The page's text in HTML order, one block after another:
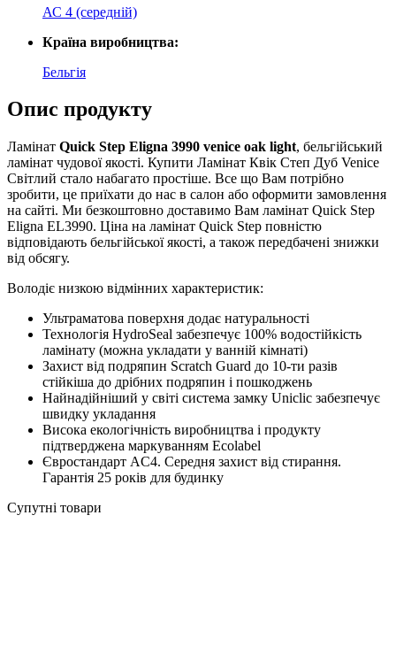
АС 4 (середній)
Країна виробництва:
Бельгія
Опис продукту
Ламінат Quick Step Eligna 3990 venice oak light, бельгійський
ламінат чудової якості. Купити Ламінат Квік Степ Дуб Venice
Світлий стало набагато простіше. Все що Вам потрібно
зробити, це приїхати до нас в салон або оформити замовлення
на сайті. Ми безкоштовно доставимо Вам ламінат Quick Step
Eligna EL3990. Ціна на ламінат Quick Step повністю
відповідають бельгійської якості, а також передбачені знижки
від обсягу.
Володіє низкою відмінних характеристик:
Ультраматова поверхня додає натуральності
Технологія HydroSeal забезпечує 100% водостійкість
ламінату (можна укладати у ванній кімнаті)
Захист від подряпин Scratch Guard до 10-ти разів
стійкіша до дрібних подряпин і пошкоджень
Найнадійніший у світі система замку Uniclic забезпечує
швидку укладання
Висока екологічність виробництва і продукту
підтверджена маркуванням Ecolabel
Євростандарт AC4. Середня захист від стирання.
Гарантія 25 років для будинку
Супутні товари